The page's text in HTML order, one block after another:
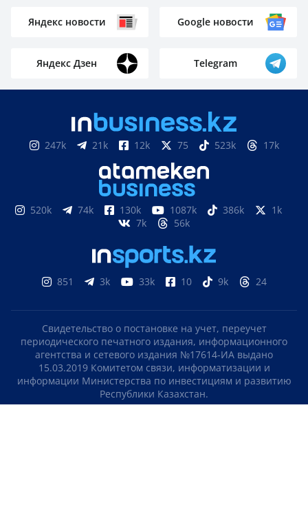
Яндекс новости Google новости
Яндекс Дзен Telegram
247k 21k 12k 75 523k 17k
520k 74k 130k 1087k 386k
1k
7k
56k
851 3k 33k 10 9k 24
Свидетельство о постановке на учет, переучет
периодического печатного издания, информационного
агентства и сетевого издания №17614-ИА выдано
15.03.2019 Комитетом связи, информатизации и
информации Министерства по инвестициям и развитию
Республики Казахстан.